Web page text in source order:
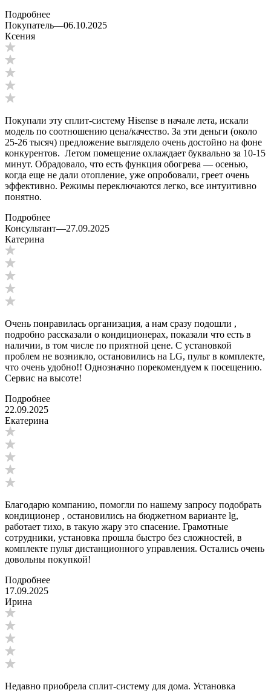
Подробнее
Покупатель—06.10.2025
Ксения
Покупали эту сплит-систему Hisense в начале лета, искали
модель по соотношению цена/качество. За эти деньги (около
25-26 тысяч) предложение выглядело очень достойно на фоне
конкурентов. Летом помещение охлаждает буквально за 10-15
минут. Обрадовало, что есть функция обогрева — осенью,
когда еще не дали отопление, уже опробовали, греет очень
эффективно. Режимы переключаются легко, все интуитивно
понятно.
Подробнее
Консультант—27.09.2025
Катерина
Очень понравилась организация, а нам сразу подошли ,
подробно рассказали о кондиционерах, показали что есть в
наличии, в том числе по приятной цене. С установкой
проблем не возникло, остановились на LG, пульт в комплекте,
что очень удобно!! Однозначно порекомендуем к посещению.
Сервис на высоте!
Подробнее
22.09.2025
Екатерина
Благодарю компанию, помогли по нашему запросу подобрать
кондиционер , остановились на бюджетном варианте lg,
работает тихо, в такую жару это спасение. Грамотные
сотрудники, установка прошла быстро без сложностей, в
комплекте пульт дистанционного управления. Остались очень
довольны покупкой!
Подробнее
17.09.2025
Ирина
Недавно приобрела сплит-систему для дома. Установка